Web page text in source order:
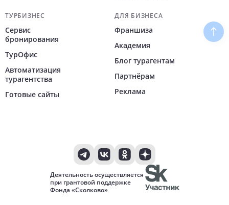
ТУРБИЗНЕС
Сервис
бронирования
ТурОфис
Автоматизация
турагентства
Готовые сайты
ДЛЯ БИЗНЕСА
Франшиза
Академия
Блог турагентам
Партнёрам
Реклама
Деятельность осуществляется
при грантовой поддержке
Фонда «Сколково»